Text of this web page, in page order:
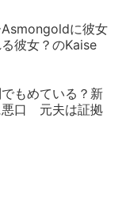
に彼女
彼女？のKaise
もめている？新
悪口 元夫は証拠